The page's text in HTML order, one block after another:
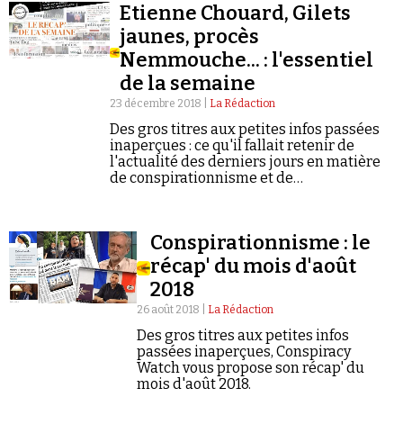
Faire un don
Demander à Vera
Etienne Chouard, Gilets
jaunes, procès
Nemmouche... : l'essentiel
de la semaine
23 décembre 2018 | La Rédaction
Des gros titres aux petites infos passées
inaperçues : ce qu'il fallait retenir de
l'actualité des derniers jours en matière
de conspirationnisme et de
Conspirationnisme : le
récap' du mois d'août
2018
26 août 2018 | La Rédaction
Des gros titres aux petites infos
passées inaperçues, Conspiracy
Watch vous propose son récap' du
mois d'août 2018.